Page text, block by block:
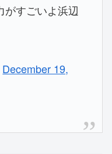
すごいよ浜辺
December 19,